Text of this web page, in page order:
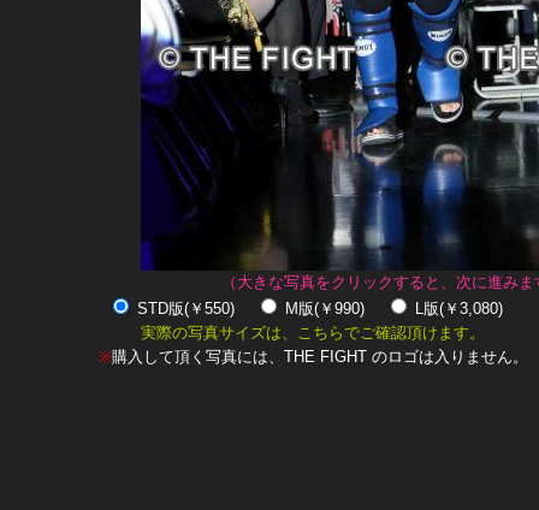
（大きな写真をクリックすると、次に進みま
STD版(￥550)
M版(￥990)
L版(￥3,080)
実際の写真サイズは、こちらでご確認頂けます。
※購入して頂く写真には、THE FIGHT のロゴは入りません。